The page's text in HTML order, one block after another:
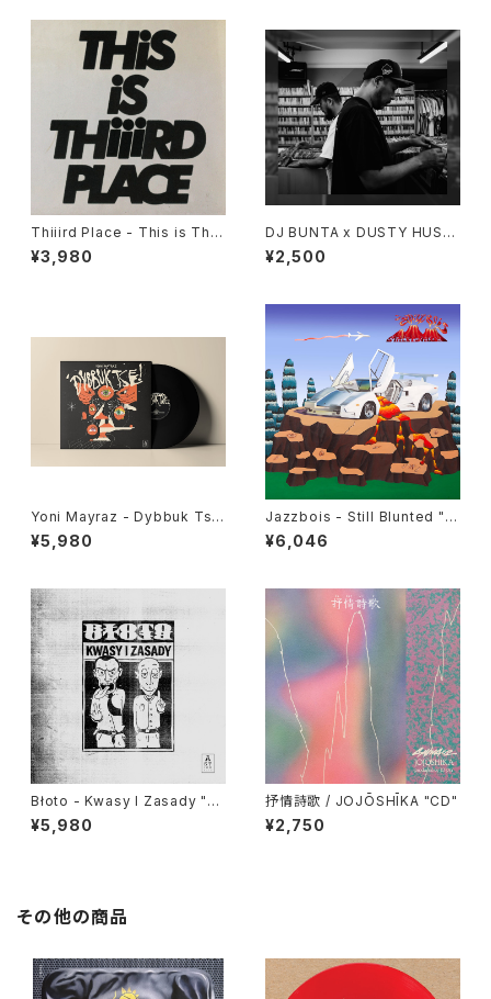
Thiiird Place - This is Thiii
rd Place "LP"
¥3,980
DJ BUNTA x DUSTY HUSK
Y - 47 CAMPiN DIGGiN "C
D"
¥2,500
Yoni Mayraz - Dybbuk Tse!
"LP"
¥5,980
Jazzbois - Still Blunted "L
P"
¥6,046
Błoto - Kwasy I Zasady "L
P"
¥5,980
抒情詩歌 / JOJŌSHĪKA "CD"
¥2,750
その他の商品